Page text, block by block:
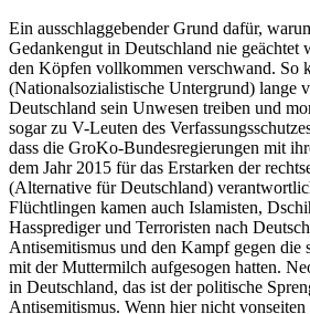
Ein ausschlaggebender Grund dafür,
Gedankengut in Deutschland nie geächtet
den Köpfen vollkommen verschwand. So
(Nationalsozialistische Untergrund) lange
Deutschland sein Unwesen treiben und
sogar zu V-Leuten des
dass die GroKo-Bundesregierungen mit
dem Jahr 2015 für das Erstarken der
(Alternative für Deutschland)
Flüchtlingen kamen auch Islamisten,
Hassprediger und Terroristen nach
Antisemitismus und den Kampf gegen die
mit der Muttermilch aufgesogen hatten.
in Deutschland, das ist der politische
Antisemitismus. Wenn hier nicht vonseiten